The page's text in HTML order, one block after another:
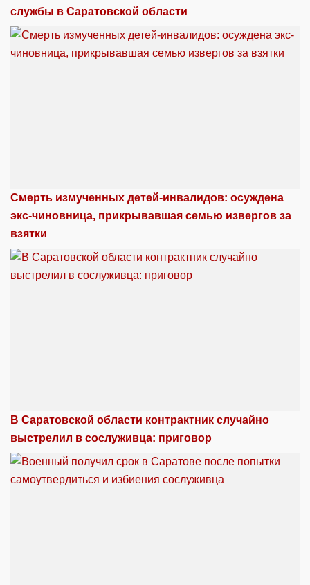
службы в Саратовской области
Смерть измученных детей-инвалидов: осуждена
экс-чиновница, прикрывавшая семью извергов за
взятки
В Саратовской области контрактник случайно
выстрелил в сослуживца: приговор